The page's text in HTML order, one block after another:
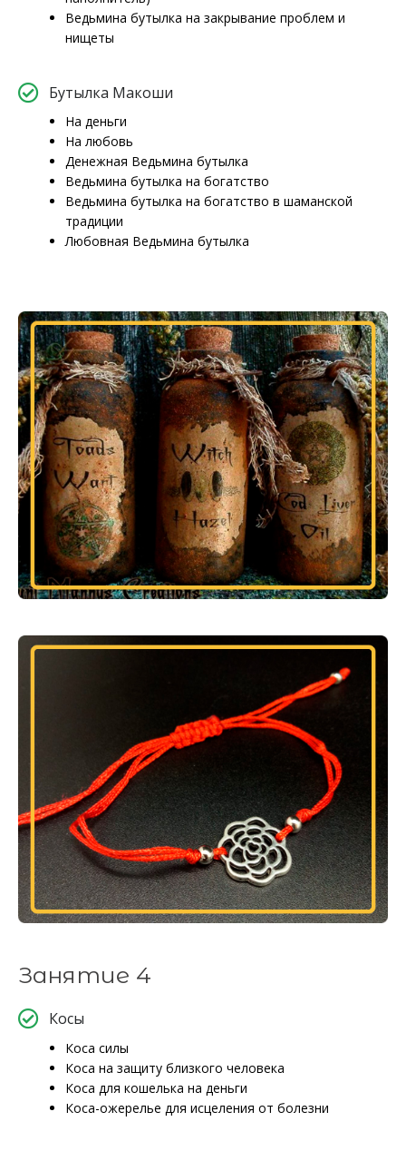
Ведьмина бутылка на закрывание проблем и
нищеты
Бутылка Макоши
На деньги
На любовь
Денежная Ведьмина бутылка
Ведьмина бутылка на богатство
Ведьмина бутылка на богатство в шаманской
традиции
Любовная Ведьмина бутылка
Занятие 4
Косы
Коса силы
Коса на защиту близкого человека
Коса для кошелька на деньги
Коса-ожерелье для исцеления от болезни